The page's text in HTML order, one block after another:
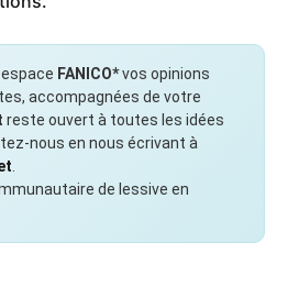
FANICO*vos opinions
accompagnées de votre
reste ouvert à toutes les idées
nous en nous écrivant à
de lessive en